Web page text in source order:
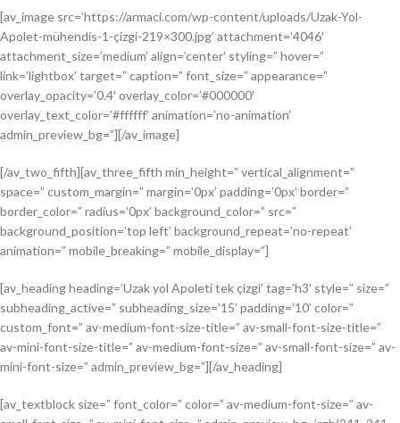
[av_image src=’https://armaci.com/wp-content/uploads/Uzak-Yol-
Apolet-mühendis-1-çizgi-219×300.jpg’ attachment=’4046′
attachment_size=’medium’ align=’center’ styling=” hover=”
link=’lightbox’ target=” caption=” font_size=” appearance=”
overlay_opacity=’0.4′ overlay_color=’#000000′
overlay_text_color=’#ffffff’ animation=’no-animation’
admin_preview_bg=”][/av_image]
[/av_two_fifth][av_three_fifth min_height=” vertical_alignment=”
space=” custom_margin=” margin=’0px’ padding=’0px’ border=”
border_color=” radius=’0px’ background_color=” src=”
background_position=’top left’ background_repeat=’no-repeat’
animation=” mobile_breaking=” mobile_display=”]
[av_heading heading=’Uzak yol Apoleti tek çizgi’ tag=’h3′ style=” size=”
subheading_active=” subheading_size=’15’ padding=’10’ color=”
custom_font=” av-medium-font-size-title=” av-small-font-size-title=”
av-mini-font-size-title=” av-medium-font-size=” av-small-font-size=” av-
mini-font-size=” admin_preview_bg=”][/av_heading]
[av_textblock size=” font_color=” color=” av-medium-font-size=” av-